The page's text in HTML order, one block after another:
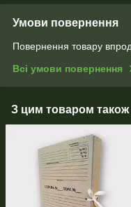
Умови повернення
Повернення товару
Всі умови повернення
З цим товаром